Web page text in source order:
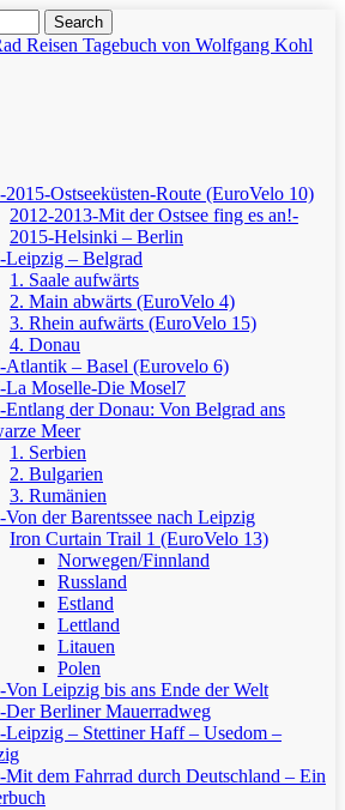
Search
2015-Ostseeküsten-Route (EuroVelo 10)
2012-2013-Mit der Ostsee fing es an!-
2015-Helsinki – Berlin
Leipzig – Belgrad
1. Saale aufwärts
2. Main abwärts (EuroVelo 4)
3. Rhein aufwärts (EuroVelo 15)
4. Donau
Atlantik – Basel (Eurovelo 6)
La Moselle-Die Mosel7
Entlang der Donau: Von Belgrad ans
Meer
1. Serbien
2. Bulgarien
3. Rumänien
Von der Barentssee nach Leipzig
Iron Curtain Trail 1 (EuroVelo 13)
Norwegen/Finnland
Russland
Estland
Lettland
Litauen
Polen
Von Leipzig bis ans Ende der Welt
Der Berliner Mauerradweg
Leipzig – Stettiner Haff – Usedom –
Mit dem Fahrrad durch Deutschland – Ein